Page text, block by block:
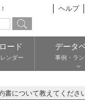
ヘルプ
ード
ンダー
データ
事例・ラ
書について教えてくださ